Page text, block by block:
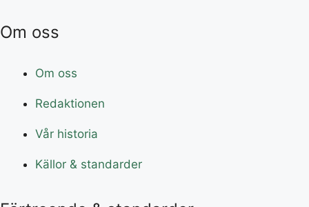
Om oss
Om oss
Redaktionen
Vår historia
Källor & standarder